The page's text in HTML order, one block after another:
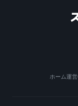
ホーム運